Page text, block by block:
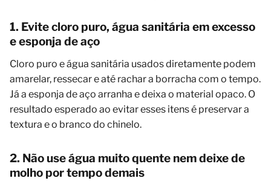
1. Evite cloro puro, água sanitária em excesso
e esponja de aço
Cloro puro e água sanitária usados diretamente podem
amarelar, ressecar e até rachar a borracha com o tempo.
Já a esponja de aço arranha e deixa o material opaco. O
resultado esperado ao evitar esses itens é preservar a
textura e o branco do chinelo.
2. Não use água muito quente nem deixe de
molho por tempo demais